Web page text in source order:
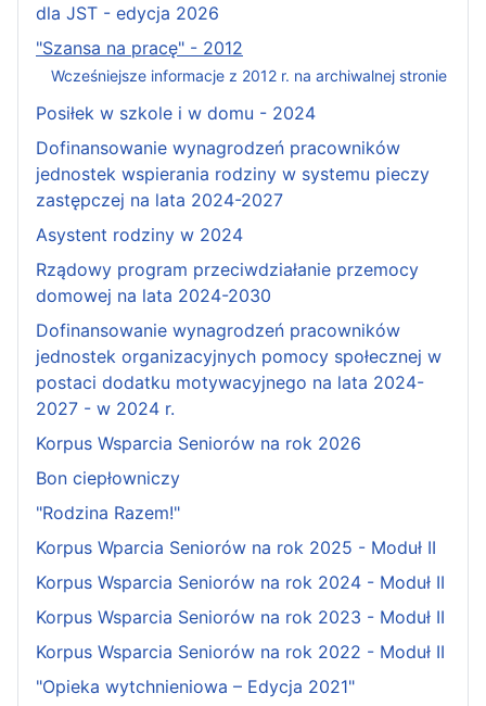
dla JST - edycja 2026
"Szansa na pracę" - 2012
Wcześniejsze informacje z 2012 r. na archiwalnej stronie
Posiłek w szkole i w domu - 2024
Dofinansowanie wynagrodzeń pracowników
jednostek wspierania rodziny w systemu pieczy
zastępczej na lata 2024-2027
Asystent rodziny w 2024
Rządowy program przeciwdziałanie przemocy
domowej na lata 2024-2030
Dofinansowanie wynagrodzeń pracowników
jednostek organizacyjnych pomocy społecznej w
postaci dodatku motywacyjnego na lata 2024-
2027 - w 2024 r.
Korpus Wsparcia Seniorów na rok 2026
Bon ciepłowniczy
"Rodzina Razem!"
Korpus Wparcia Seniorów na rok 2025 - Moduł II
Korpus Wsparcia Seniorów na rok 2024 - Moduł II
Korpus Wsparcia Seniorów na rok 2023 - Moduł II
Korpus Wsparcia Seniorów na rok 2022 - Moduł II
"Opieka wytchnieniowa – Edycja 2021"